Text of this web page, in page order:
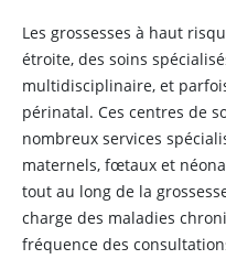
Les grossesses à haut
étroite, des soins
multidisciplinaire, et
périnatal. Ces centres de
nombreux services
maternels, fœtaux et
tout au long de la
charge des maladies
fréquence des